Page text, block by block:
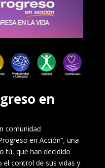
en
comunidad
en Acción”, una
tú, que han decidido
control de sus vidas y